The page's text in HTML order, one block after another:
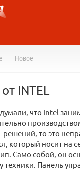
Новое
INTEL
что Intel
решений, то это
который носит на
Само собой, он
техники. Панель